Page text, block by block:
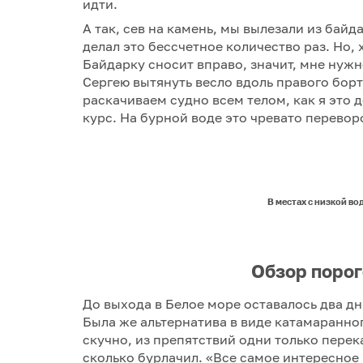
идти.
А так, сев на камень, мы вылезали из
делал это бессчетное количество раз.
Байдарку сносит вправо, значит, мне
Сергею вытянуть весло вдоль правого
раскачиваем судно всем телом, как я это
курс. На бурной воде это чревато
В местах с низкой
Обзор
До выхода в Белое море оставалось два
Была же альтернатива в виде
скучно, из препятствий одни только
сколько бурлачил. «Все самое